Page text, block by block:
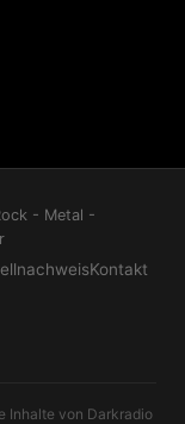
- Metal -
Kontakt
Inhalte von Darkradio